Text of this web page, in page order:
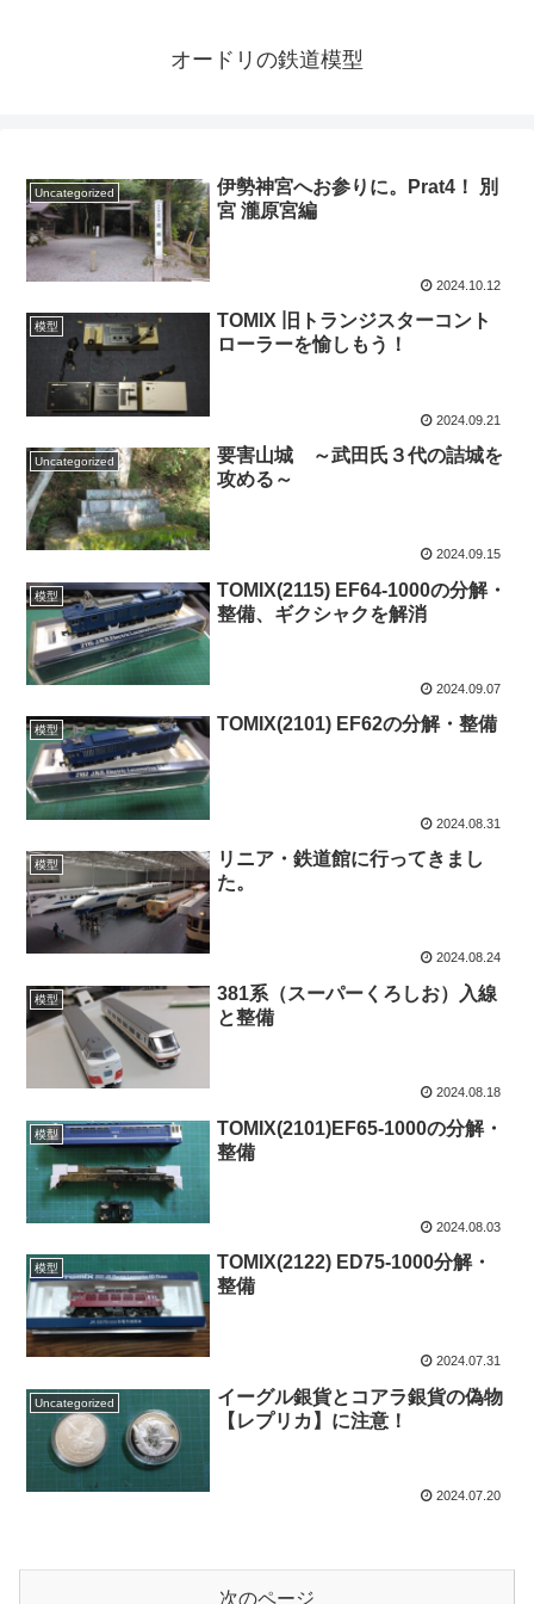
オードリの鉄道模型
Uncategorized
伊勢神宮へお参りに。Prat4！ 別
宮 瀧原宮編
2024.10.12
模型
TOMIX 旧トランジスターコント
ローラーを愉しもう！
2024.09.21
Uncategorized
要害山城 ～武田氏３代の詰城を
攻める～
2024.09.15
模型
TOMIX(2115) EF64-1000の分解・
整備、ギクシャクを解消
2024.09.07
模型 TOMIX(2101) EF62の分解・整備
2024.08.31
模型
リニア・鉄道館に行ってきまし
た。
2024.08.24
模型
381系（スーパーくろしお）入線
と整備
2024.08.18
模型
TOMIX(2101)EF65-1000の分解・
整備
2024.08.03
模型
TOMIX(2122) ED75-1000分解・
整備
2024.07.31
Uncategorized
イーグル銀貨とコアラ銀貨の偽物
【レプリカ】に注意！
2024.07.20
次のページ